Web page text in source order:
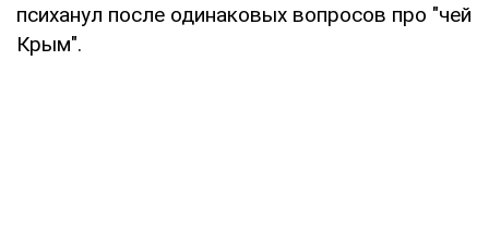
психанул после одинаковых вопросов про "чей
Крым".